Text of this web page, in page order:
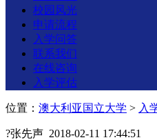
校园风光
申请流程
入学问答
联系我们
在线咨询
入学评估
位置： 澳大利亚国立大学 > 入
?张先声 2018-02-11 17:44:51